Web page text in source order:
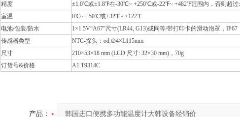
精度
±1.0℃或±1.8℉在-30℃~ +250℃或-22℉~ +482℉范围内，否则超过
室温
0℃~ +50℃或+32℉~ +122℉
电池/包装/防水
1×1.5V“A67”尺寸(LR44, G13)或同等/带打印卡的滑动泡罩，IP67
传感器类型
NTC-探头：od.∅4×L115mm
尺寸
210×53×18 mm (LCD 尺寸: 32×30 mm)，70g
订货号&价格
A1.T9314C
产品：